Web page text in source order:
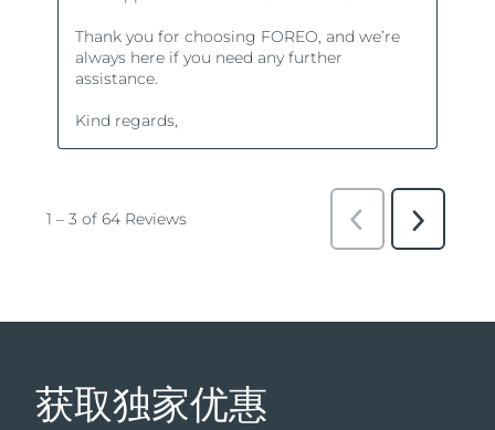
获取独家优惠